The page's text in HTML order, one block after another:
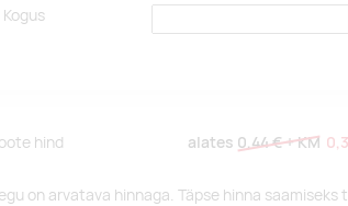
Kogus
hind alates 0,44 €+ KM
on arvatava hinnaga. Täpse hinna saamiseks